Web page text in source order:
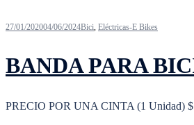
27/01/202004/06/2024Bici Eléctricas-E Bikes
BANDA PARA
PRECIO POR UNA CINTA (1 Unidad)